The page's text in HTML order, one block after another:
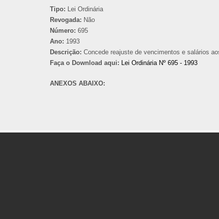
Tipo: Lei Ordinária
Revogada: Não
Número: 695
Ano: 1993
Descrição: Concede reajuste de vencimentos e salários
Faça o Download aqui: Lei Ordinária Nº 695 - 1993
ANEXOS ABAIXO: